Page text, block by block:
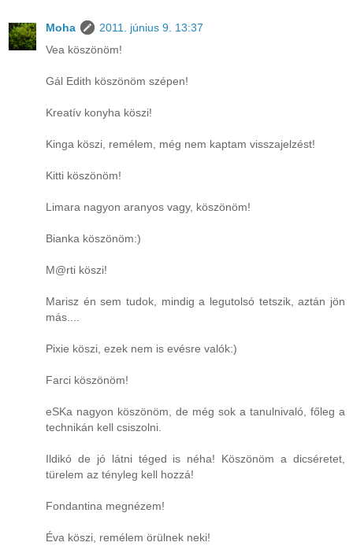
Moha
2011. június 9. 13:37
Vea köszönöm!
Gál Edith köszönöm szépen!
Kreatív konyha köszi!
Kinga köszi, remélem, még nem kaptam visszajelzést!
Kitti köszönöm!
Limara nagyon aranyos vagy, köszönöm!
Bianka köszönöm:)
M@rti köszi!
Marisz én sem tudok, mindig a legutolsó tetszik, aztán jön
más....
Pixie köszi, ezek nem is evésre valók:)
Farci köszönöm!
eSKa nagyon köszönöm, de még sok a tanulnivaló, főleg a
technikán kell csiszolni.
Ildikó de jó látni téged is néha! Köszönöm a dicséretet,
türelem az tényleg kell hozzá!
Fondantina megnézem!
Éva köszi, remélem örülnek neki!